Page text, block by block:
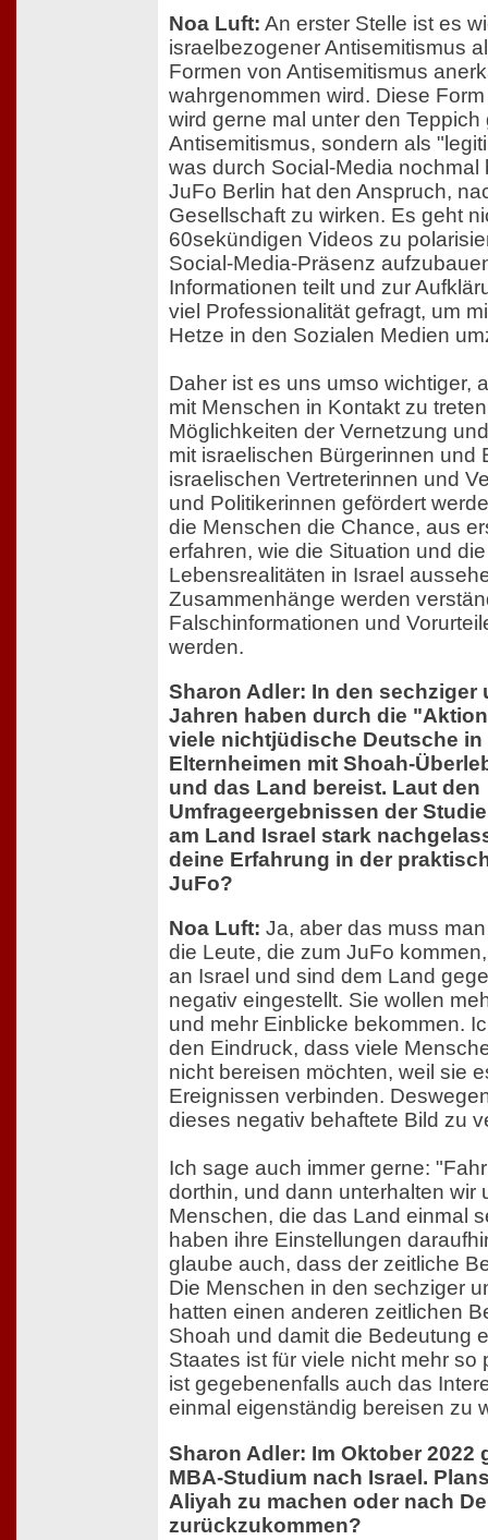
Noa Luft: An erster Stelle ist es
israelbezogener Antisemitismus
Formen von Antisemitismus
wahrgenommen wird. Diese
wird gerne mal unter den
Antisemitismus, sondern als
was durch Social-Media nochmal
JuFo Berlin hat den Anspruch,
Gesellschaft zu wirken. Es geht
60sekündigen Videos zu
Social-Media-Präsenz
Informationen teilt und zur
viel Professionalität gefragt, um
Hetze in den Sozialen Medien
Daher ist es uns umso wichtiger,
mit Menschen in Kontakt zu
Möglichkeiten der Vernetzung
mit israelischen Bürgerinnen und
israelischen Vertreterinnen und
und Politikerinnen gefördert
die Menschen die Chance, aus
erfahren, wie die Situation und
Lebensrealitäten in Israel
Zusammenhänge werden
Falschinformationen und
werden.
Sharon Adler: In den sechziger
Jahren haben durch die
viele nichtjüdische Deutsche
Elternheimen mit Shoah-
und das Land bereist. Laut den
Umfrageergebnissen der
am Land Israel stark
deine Erfahrung in der
JuFo?
Noa Luft: Ja, aber das muss
die Leute, die zum JuFo
an Israel und sind dem Land
negativ eingestellt. Sie wollen
und mehr Einblicke bekommen.
den Eindruck, dass viele
nicht bereisen möchten, weil sie
Ereignissen verbinden.
dieses negativ behaftete Bild zu
Ich sage auch immer gerne:
dorthin, und dann unterhalten wir
Menschen, die das Land einmal
haben ihre Einstellungen
glaube auch, dass der zeitliche
Die Menschen in den sechziger
hatten einen anderen zeitlichen
Shoah und damit die Bedeutung
Staates ist für viele nicht mehr so
ist gegebenenfalls auch das
einmal eigenständig bereisen zu
Sharon Adler: Im Oktober 2022
MBA-Studium nach Israel.
Aliyah zu machen oder nach
zurückzukommen?